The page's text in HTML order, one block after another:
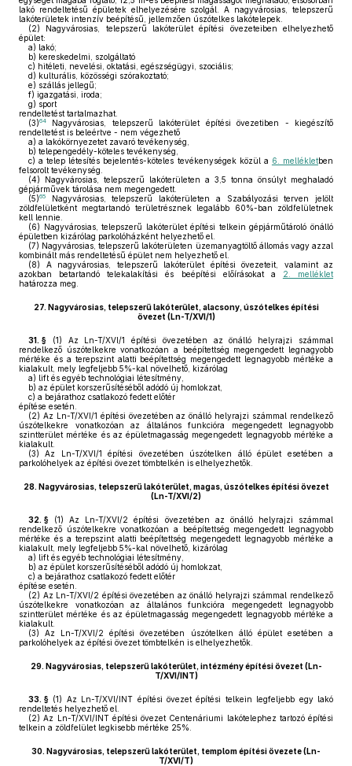
lakó rendeltetésű épületek elhelyezésére szolgál. A nagyvárosias, telepszerű
lakóterületek intenzív beépítésű, jellemzően úszótelkes lakótelepek.
(2) Nagyvárosias, telepszerű lakóterület építési övezeteiben elhelyezhető
épület:
a) lakó;
b) kereskedelmi, szolgáltató
c) hitéleti, nevelési, oktatási, egészségügyi, szociális;
d) kulturális, közösségi szórakoztató;
e) szállás jellegű;
f) igazgatási, iroda;
g) sport
rendeltetést tartalmazhat.
(3)64
Nagyvárosias, telepszerű lakóterület építési övezetiben - kiegészítő
rendeltetést is beleértve - nem végezhető
a) a lakókörnyezetet zavaró tevékenység,
b) telepengedély-köteles tevékenység,
c) a telep létesítés bejelentés-köteles tevékenységek közül a 6. mellékletben
felsorolt tevékenység.
(4) Nagyvárosias, telepszerű lakóterületen a 3,5 tonna önsúlyt meghaladó
gépjárművek tárolása nem megengedett.
(5)65
Nagyvárosias, telepszerű lakóterületen a Szabályozási terven jelölt
zöldfelületként megtartandó területrésznek legalább 60%-ban zöldfelületnek
kell lennie.
(6) Nagyvárosias, telepszerű lakóterület építési telkein gépjárműtároló önálló
épületben kizárólag parkolóházként helyezhető el.
(7) Nagyvárosias, telepszerű lakóterületen üzemanyagtöltő állomás vagy azzal
kombinált más rendeltetésű épület nem helyezhető el.
(8) A nagyvárosias, telepszerű lakóterület építési övezeteit, valamint az
azokban betartandó telekalakítási és beépítési előírásokat a 2. melléklet
határozza meg.
27. Nagyvárosias, telepszerű lakóterület, alacsony, úszótelkes építési
övezet (Ln-T/XVI/1)
31. § (1) Az Ln-T/XVI/1 építési övezetében az önálló helyrajzi számmal
rendelkező úszótelkekre vonatkozóan a beépítettség megengedett legnagyobb
mértéke és a terepszint alatti beépítettség megengedett legnagyobb mértéke a
kialakult, mely legfeljebb 5%-kal növelhető, kizárólag
a) lift és egyéb technológiai létesítmény,
b) az épület korszerűsítéséből adódó új homlokzat,
c) a bejárathoz csatlakozó fedett előtér
építése esetén.
(2) Az Ln-T/XVI/1 építési övezetében az önálló helyrajzi számmal rendelkező
úszótelkekre vonatkozóan az általános funkcióra megengedett legnagyobb
szintterület mértéke és az épületmagasság megengedett legnagyobb mértéke a
kialakult.
(3) Az Ln-T/XVI/1 építési övezetében úszótelken álló épület esetében a
parkolóhelyek az építési övezet tömbtelkén is elhelyezhetők.
28. Nagyvárosias, telepszerű lakóterület, magas, úszótelkes építési övezet
(Ln-T/XVI/2)
32. § (1) Az Ln-T/XVI/2 építési övezetében az önálló helyrajzi számmal
rendelkező úszótelkekre vonatkozóan a beépítettség megengedett legnagyobb
mértéke és a terepszint alatti beépítettség megengedett legnagyobb mértéke a
kialakult, mely legfeljebb 5%-kal növelhető, kizárólag
a) lift és egyéb technológiai létesítmény,
b) az épület korszerűsítéséből adódó új homlokzat,
c) a bejárathoz csatlakozó fedett előtér
építése esetén.
(2) Az Ln-T/XVI/2 építési övezetében az önálló helyrajzi számmal rendelkező
úszótelkekre vonatkozóan az általános funkcióra megengedett legnagyobb
szintterület mértéke és az épületmagasság megengedett legnagyobb mértéke a
kialakult.
(3) Az Ln-T/XVI/2 építési övezetében úszótelken álló épület esetében a
parkolóhelyek az építési övezet tömbtelkén is elhelyezhetők.
29. Nagyvárosias, telepszerű lakóterület, intézmény építési övezet (Ln-
T/XVI/INT)
33. § (1) Az Ln-T/XVI/INT építési övezet építési telkein legfeljebb egy lakó
rendeltetés helyezhető el.
(2) Az Ln-T/XVI/INT építési övezet Centenáriumi lakótelephez tartozó építési
telkein a zöldfelület legkisebb mértéke 25%.
30. Nagyvárosias, telepszerű lakóterület, templom építési övezete (Ln-
T/XVI/T)